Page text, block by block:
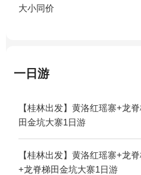
大小同价
一日游
【桂林出发】黄洛红瑶寨+龙
田金坑大寨1日游
【桂林出发】黄洛红瑶寨+龙
+龙脊梯田金坑大寨1日游